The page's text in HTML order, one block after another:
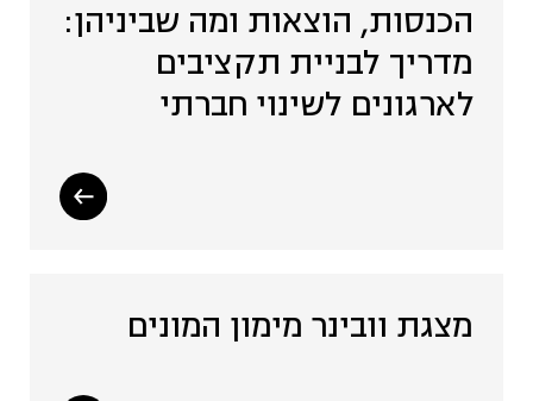
הכנסות, הוצאות ומה שביניהן:
מדריך לבניית תקציבים
לארגונים לשינוי חברתי
מצגת וובינר מימון המונים